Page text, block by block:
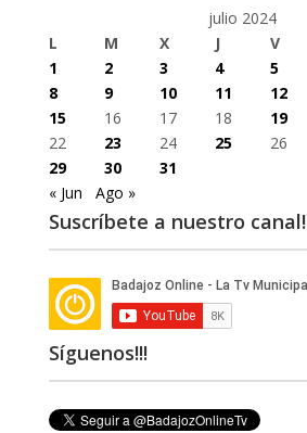
julio 2024
L
M X J V
1
2 3 4 5
8
9 10 11 12
15
16 17 18 19
22
23 24 25 26
29
30
31
« Jun
Ago »
Suscríbete a nuestro canal!
Síguenos!!!